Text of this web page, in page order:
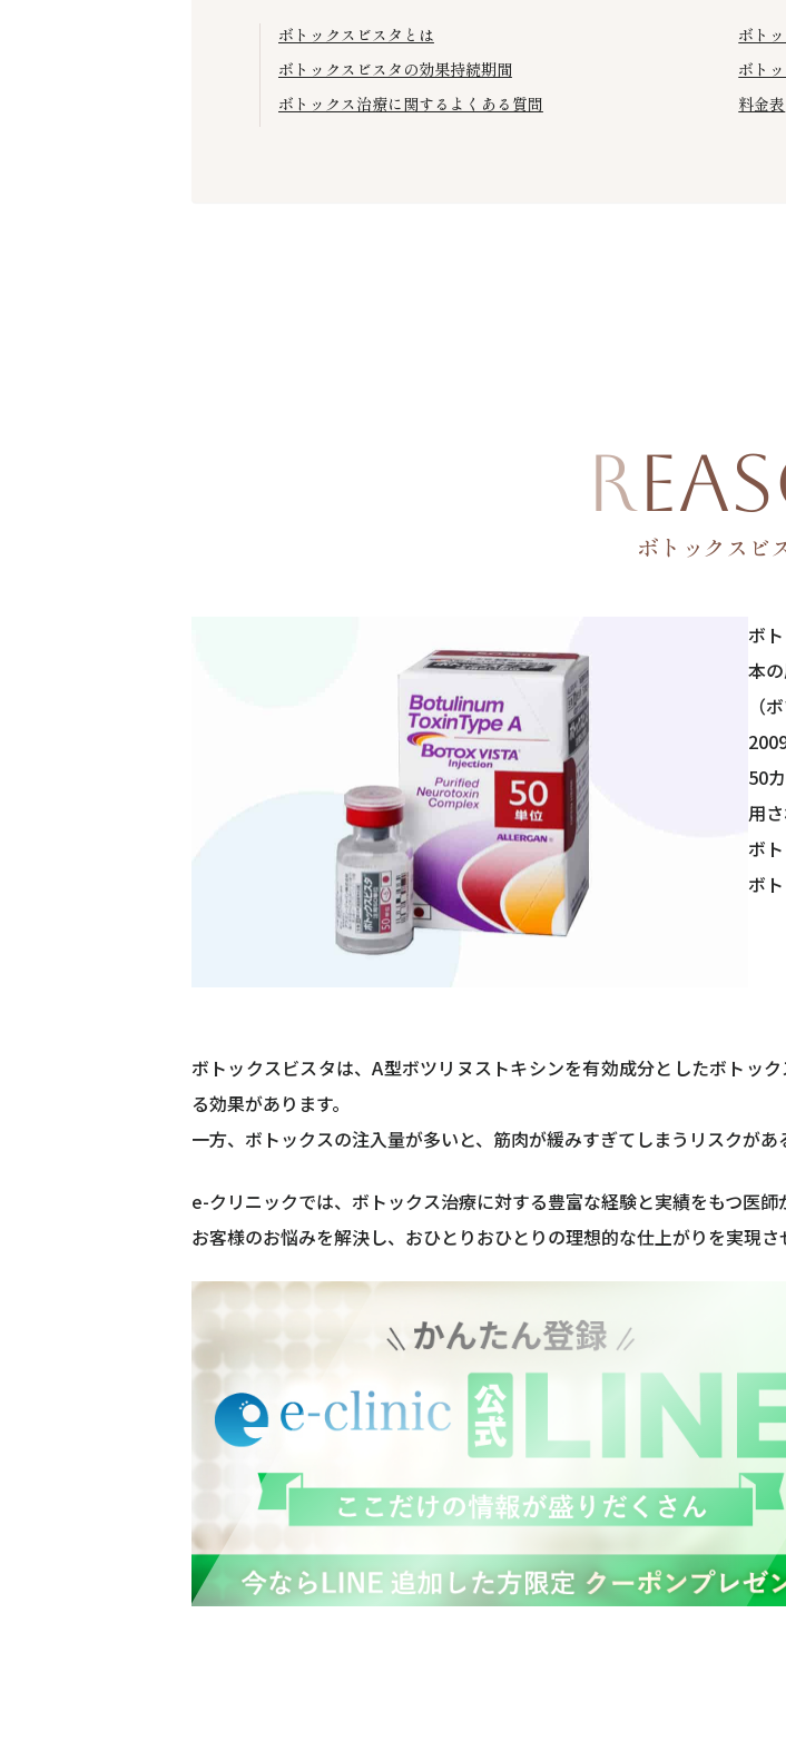
ボトックスビスタとは
ボト
ボトックスビスタの効果持続期間
ボト
ボトックス治療に関するよくある質問
料金表
ボトックスビ
ボ
本
（
50
用さ
ボ
ボ
ボトックスビスタは、A型ボツリヌストキシンを有効成分としたボトッ
る効果があります。
一方、ボトックスの注入量が多いと、筋肉が緩みすぎてしまうリスクが
e-クリニックでは、ボトックス治療に対する豊富な経験と実績をもつ医師
お客様のお悩みを解決し、おひとりおひとりの理想的な仕上がりを実現さ